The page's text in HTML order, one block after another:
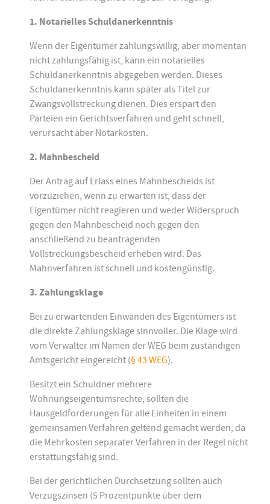
1. Notarielles Schuldanerkenntnis
Wenn der Eigentümer zahlungswillig, aber momentan
nicht zahlungsfähig ist, kann ein notarielles
Schuldanerkenntnis abgegeben werden. Dieses
Schuldanerkenntnis kann später als Titel zur
Zwangsvollstreckung dienen. Dies erspart den
Parteien ein Gerichtsverfahren und geht schnell,
verursacht aber Notarkosten.
2. Mahnbescheid
Der Antrag auf Erlass eines Mahnbescheids ist
vorzuziehen, wenn zu erwarten ist, dass der
Eigentümer nicht reagieren und weder Widerspruch
gegen den Mahnbescheid noch gegen den
anschließend zu beantragenden
Vollstreckungsbescheid erheben wird. Das
Mahnverfahren ist schnell und kostengünstig.
3. Zahlungsklage
Bei zu erwartenden Einwänden des Eigentümers ist
die direkte Zahlungsklage sinnvoller. Die Klage wird
vom Verwalter im Namen der WEG beim zuständigen
Amtsgericht eingereicht (§ 43 WEG).
Besitzt ein Schuldner mehrere
Wohnungseigentumsrechte, sollten die
Hausgeldforderungen für alle Einheiten in einem
gemeinsamen Verfahren geltend gemacht werden, da
die Mehrkosten separater Verfahren in der Regel nicht
erstattungsfähig sind.
Bei der gerichtlichen Durchsetzung sollten auch
Verzugszinsen (5 Prozentpunkte über dem